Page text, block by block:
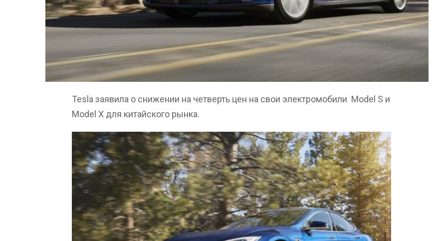
Tesla заявила о снижении на четверть цен на свои электромобили Model S и
Model X для китайского рынка.